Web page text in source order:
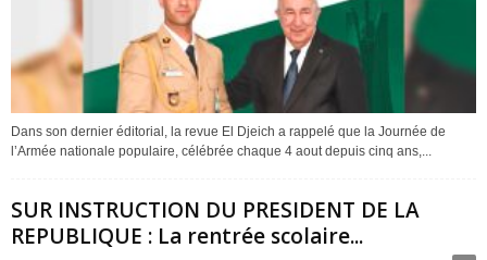
Dans son dernier éditorial, la revue El Djeich a rappelé que la Journée de
l’Armée nationale populaire, célébrée chaque 4 aout depuis cinq ans,...
SUR INSTRUCTION DU PRESIDENT DE LA
REPUBLIQUE : La rentrée scolaire...